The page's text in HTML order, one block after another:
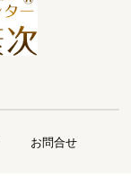
お問合せ